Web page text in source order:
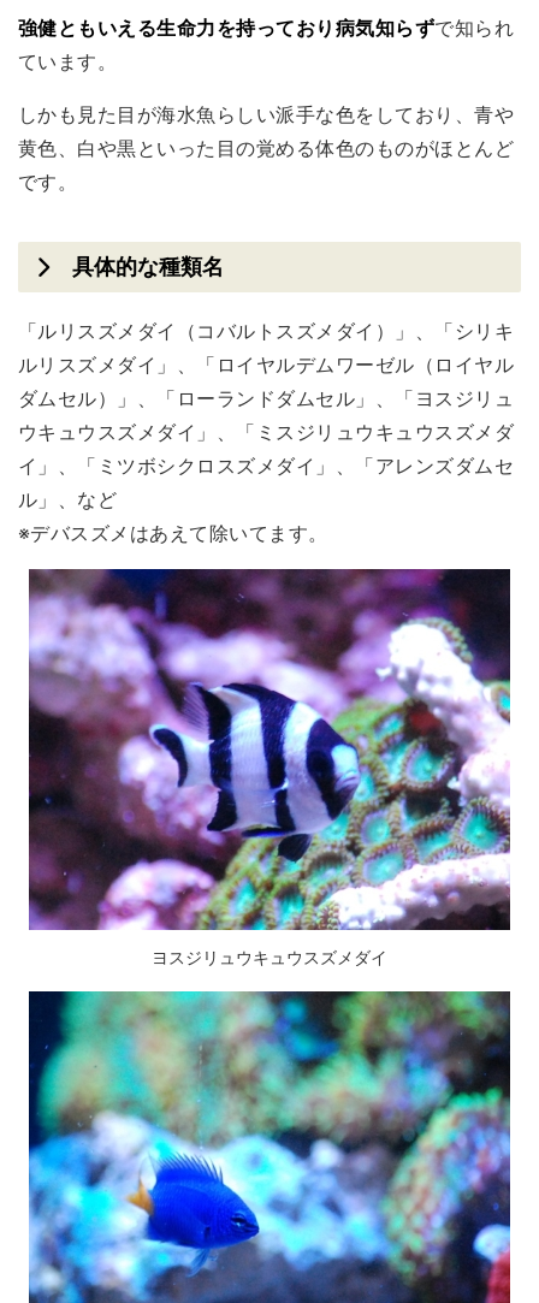
強健ともいえる生命力を持っており病気知らずで知られ
ています。
しかも見た目が海水魚らしい派手な色をしており、青や
黄色、白や黒といった目の覚める体色のものがほとんど
です。
具体的な種類名
「ルリスズメダイ（コバルトスズメダイ）」、「シリキ
ルリスズメダイ」、「ロイヤルデムワーゼル（ロイヤル
ダムセル）」、「ローランドダムセル」、「ヨスジリュ
ウキュウスズメダイ」、「ミスジリュウキュウスズメダ
イ」、「ミツボシクロスズメダイ」、「アレンズダムセ
ル」、など
※デバスズメはあえて除いてます。
ヨスジリュウキュウスズメダイ